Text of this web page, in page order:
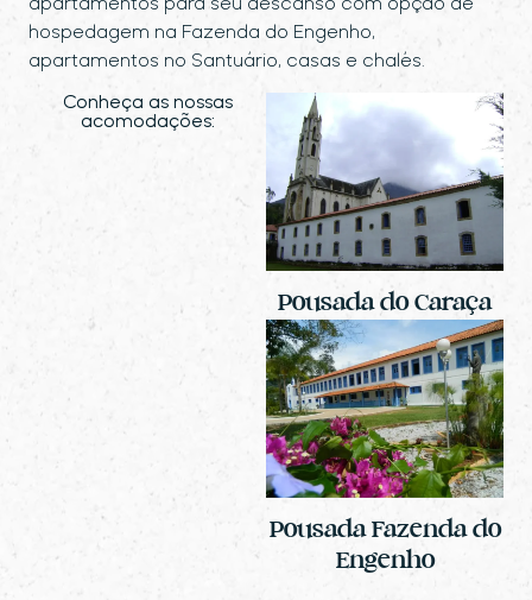
hospedagem na Fazenda do Engenho,
apartamentos no Santuário, casas e chalés.
Conheça as nossas
acomodações:
Pousada do Caraça
Pousada Fazenda do
Engenho